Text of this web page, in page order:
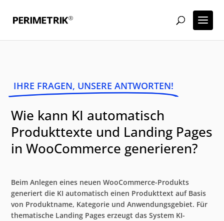
IHRE FRAGEN, UNSERE ANTWORTEN!
Wie kann KI automatisch
Produkttexte und Landing Pages
in WooCommerce generieren?
Beim Anlegen eines neuen WooCommerce-Produkts
generiert die KI automatisch einen Produkttext auf Basis
von Produktname, Kategorie und Anwendungsgebiet. Für
thematische Landing Pages erzeugt das System KI-